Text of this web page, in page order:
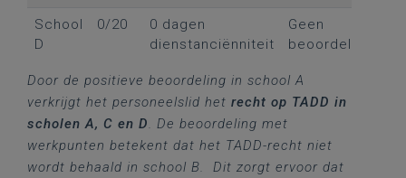
School
D
0/20
0 dagen
dienstanciënniteit
Geen
beoordeling
Door de positieve beoordeling in school A
verkrijgt het personeelslid het recht op TADD in
scholen A, C en D. De beoordeling met
werkpunten betekent dat het TADD-recht niet
wordt behaald in school B. Dit zorgt ervoor dat